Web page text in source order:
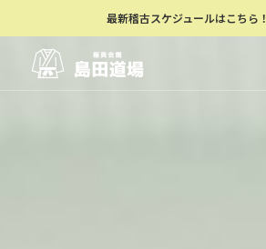
最新稽古スケジュールはこちら！